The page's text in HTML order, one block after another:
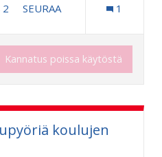
2 2 SEURAAJAA
SEURAA 1
Kannatus poissa käytöstä
koulujen